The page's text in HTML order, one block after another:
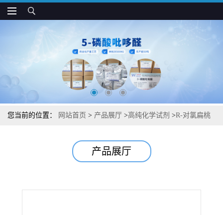
您当前的位置： 网站首页 > 产品展厅 >高纯化学试剂 >R-对氯扁桃
产品展厅